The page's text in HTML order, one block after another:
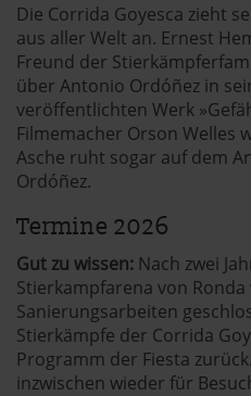
Die Corrida Goyesca zieht
aus aller Welt an. Ernest
Freund der
über Antonio Ordóñez in
veröffentlichten Werk
Filmemacher Orson Welles
Asche ruht sogar auf dem
Ordóñez.
Termine 2026
Gut zu wissen: Nach zwei
Stierkampfarena von
Sanierungsarbeiten
Stierkämpfe der Corrida
Programm der Fiesta
inzwischen wieder für